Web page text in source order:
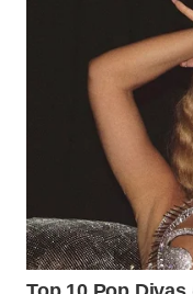
MALUT
WN
DANAU
TOBA